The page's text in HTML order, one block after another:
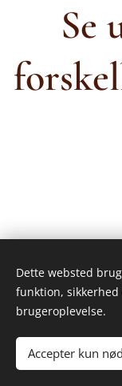
Se
Dette websted
funktion,
brugeroplevelse.
Accepter kun